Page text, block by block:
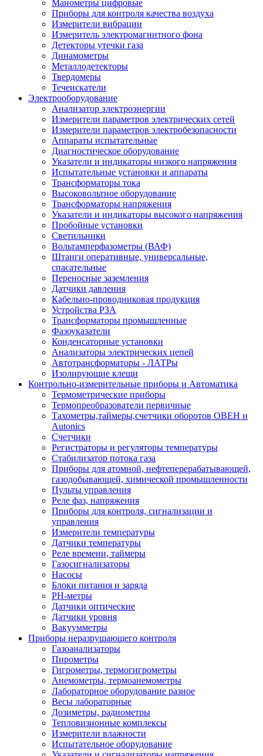
Манометры цифровые
Приборы для контроля качества воздуха
Измерители вибрации
Измеритель электромагнитного фона
Детекторы утечки газа
Динамометры
Металлодетекторы
Твердомеры
Течеискатели
Электрооборудование
Анализатор электроэнергии
Измерители параметров электрических сетей
Измерители параметров электробезопасности
Аппараты испытательные
Диагностическое оборудование
Указатели и индикаторы низкого напряжения
Испытательные установки и аппараты
Трансформаторы тока
Высоковольтное оборудование
Трансформаторы напряжения
Указатели и индикаторы высокого напряжения
Пробойные установки
Светильники
Вольтамперфазометры (ВАФ)
Штанги оперативные, универсальные,
спасательные
Переносные заземления
Датчики давления
Кабельно-проводниковая продукция
Устройства РЗА
Трансформаторы промышленные
Фазоуказатели
Конденсаторные установки
Анализаторы электрических цепей
Автотрансформаторы - ЛАТРы
Изолирующие клещи
Контрольно-измерительные приборы и Автоматика
Термометрические приборы
Термопреобразователи первичные
Тахометры,таймеры,счетчики оборотов ОВЕН и
Autonics
Счетчики
Регистраторы и регуляторы температуры
Стабилизатор потока газа
Приборы для атомной, нефтеперерабатывающей,
газодобывающей, химической промышленности
Пульты управления
Реле фаз, напряжения
Приборы для контроля, сигнализации и
управления
Измерители температуры
Датчики температуры
Реле времени, таймеры
Газосигнализаторы
Насосы
Блоки питания и заряда
PH-метры
Датчики оптические
Датчики уровня
Вакуумметры
Приборы неразрушающего контроля
Газоанализаторы
Пирометры
Гигрометры, термогигрометры
Анемометры, термоанемометры
Лабораторное оборудование разное
Весы лабораторные
Дозиметры, радиометры
Тепловизионные комплексы
Измерители влажности
Испытательное оборудование